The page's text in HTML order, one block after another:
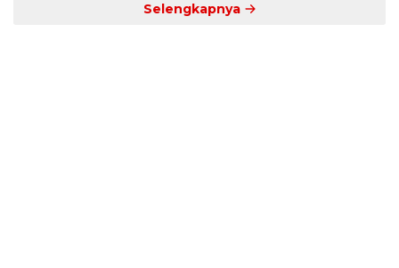
Selengkapnya